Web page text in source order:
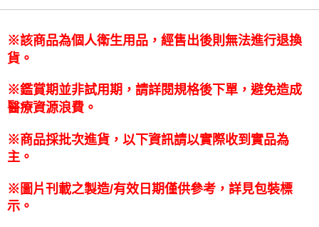
是否繳費成功／繳費後需取消欲退款等相關疑問，請聯繫「AFTEE先享後付
【注意事項】
１．透過由恩沛科技股份有限公司提供之「AFTEE先享後付」服務完成之交
權轉讓予恩沛科技股份有限公司。
２．關於個人資料處理事宜，請瀏覽以下網址：
https://aftee.tw/terms/#terms3
「AFTEE先享後付」，若未經同意申辦者引起之損失，本公司不負相關責
任。
時審查核予不同之上限額度；若仍有額度不足之情形，本公司將視審查結果
請求用戶進行身份認證。
５．嚴禁一人註冊多個帳號或使用他人資訊註冊。若發現惡意使用之情形，
每筆NT$100，滿NT$799(含以上)免運費
付款後門市自取
每筆NT$50，滿NT$299(含以上)免運費
※該商品為個人衛生用品，經售出後則無法進行退換
貨。
※鑑賞期並非試用期，請詳閱規格後下單，避免造成
醫療資源浪費。
※商品採批次進貨，以下資訊請以實際收到實品為
主。
※圖片刊載之製造/有效日期僅供參考，詳見包裝標
示。